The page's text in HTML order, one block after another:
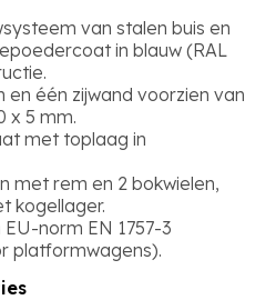
van stalen buis en
in blauw (RAL
en één zijwand voorzien van
x 5 mm.
met toplaag in
met rem en 2 bokwielen,
kogellager.
norm EN 1757-3
platformwagens).